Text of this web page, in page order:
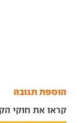
הוספת תגובה
קראו את חוקי